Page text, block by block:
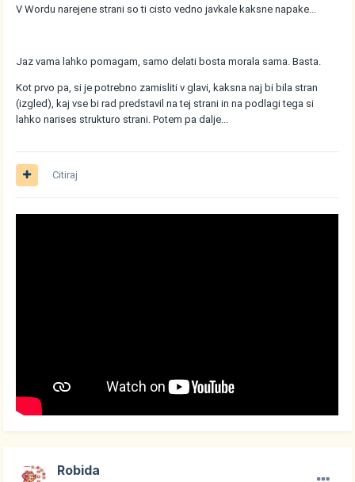
V Wordu narejene strani so ti cisto vedno javkale kaksne napake...
Jaz vama lahko pomagam, samo delati bosta morala sama. Basta.
Kot prvo pa, si je potrebno zamisliti v glavi, kaksna naj bi bila stran
(izgled), kaj vse bi rad predstavil na tej strani in na podlagi tega si
lahko narises strukturo strani. Potem pa dalje...
Citiraj
Robida